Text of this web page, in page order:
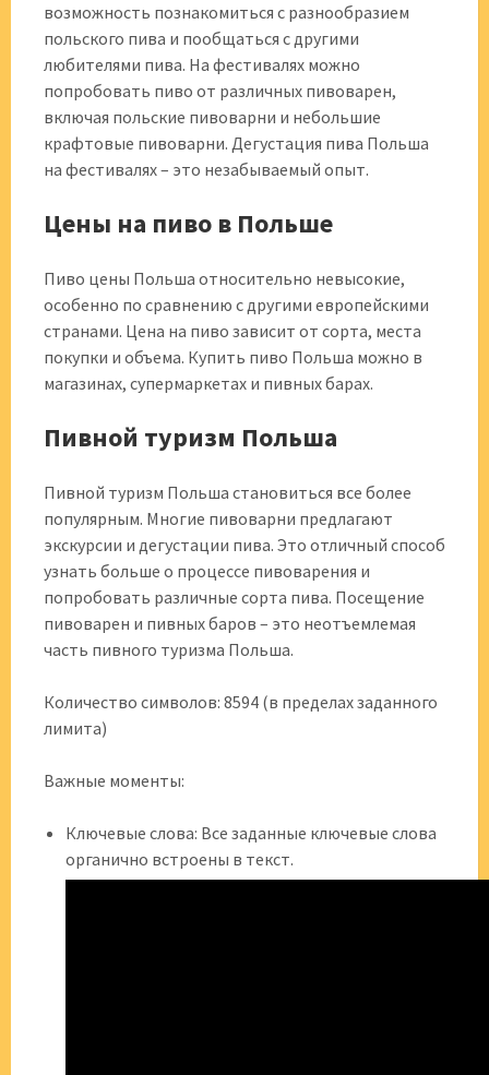
возможность познакомиться с разнообразием
польского пива и пообщаться с другими
любителями пива. На фестивалях можно
попробовать пиво от различных пивоварен,
включая польские пивоварни и небольшие
крафтовые пивоварни. Дегустация пива Польша
на фестивалях – это незабываемый опыт.
Цены на пиво в Польше
Пиво цены Польша относительно невысокие,
особенно по сравнению с другими европейскими
странами. Цена на пиво зависит от сорта, места
покупки и объема. Купить пиво Польша можно в
магазинах, супермаркетах и пивных барах.
Пивной туризм Польша
Пивной туризм Польша становиться все более
популярным. Многие пивоварни предлагают
экскурсии и дегустации пива. Это отличный способ
узнать больше о процессе пивоварения и
попробовать различные сорта пива. Посещение
пивоварен и пивных баров – это неотъемлемая
часть пивного туризма Польша.
Количество символов: 8594 (в пределах заданного
лимита)
Важные моменты:
Ключевые слова: Все заданные ключевые слова
органично встроены в текст.